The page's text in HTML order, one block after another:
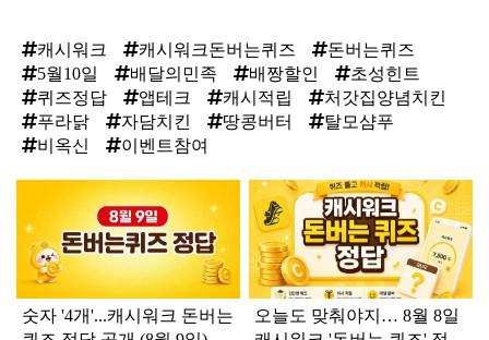
캐시워크 캐시워크돈버는퀴즈
돈버는퀴즈
5월10일
배달의민족 배짱할인
초성힌트
퀴즈정답
앱테크 캐시적립
처갓집양념치킨
푸라닭
자담치킨 땅콩버터
탈모샴푸
비옥신
이벤트참여
인
숫자 '4개'...캐시워크 돈버는
오늘도 맞춰야지… 8월 8일